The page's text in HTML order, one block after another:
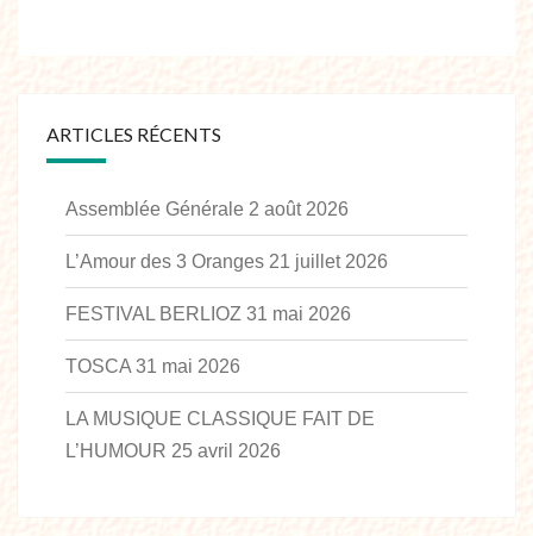
ARTICLES RÉCENTS
Assemblée Générale 2 août 2026
L’Amour des 3 Oranges 21 juillet 2026
FESTIVAL BERLIOZ 31 mai 2026
TOSCA 31 mai 2026
LA MUSIQUE CLASSIQUE FAIT DE
L’HUMOUR 25 avril 2026